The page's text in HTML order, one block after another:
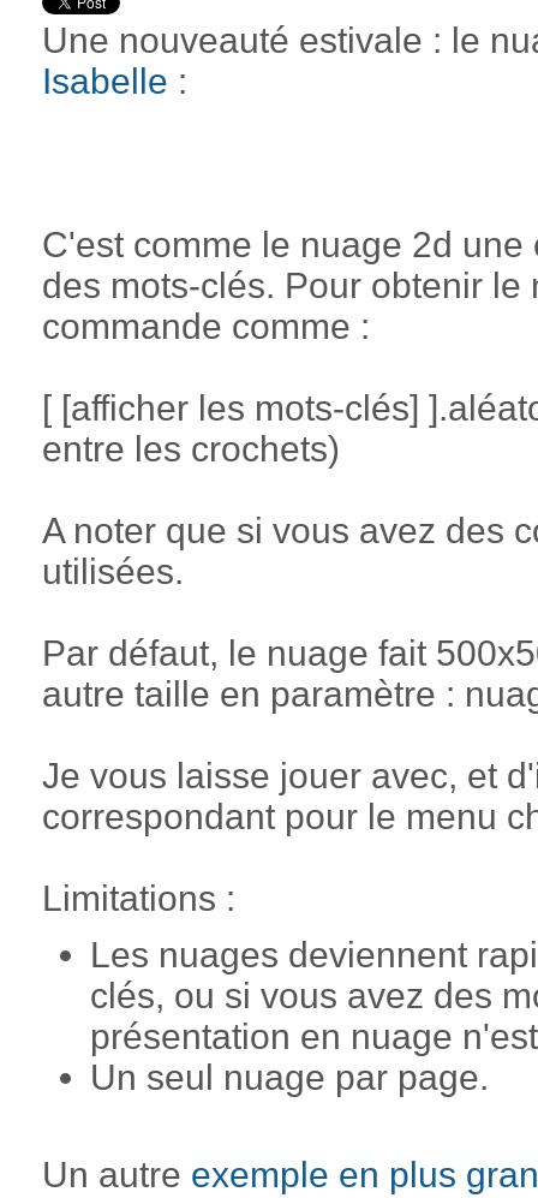
Une nouveauté estivale : le
Isabelle :
C'est comme le nuage 2d
des mots-clés. Pour obtenir
commande comme :
[ [afficher les mots-clés]
entre les crochets)
A noter que si vous avez des
utilisées.
Par défaut, le nuage fait
autre taille en paramètre :
Je vous laisse jouer avec, et
correspondant pour le menu
Limitations :
Les nuages deviennent
clés, ou si vous avez des
présentation en nuage
Un seul nuage par page.
Un autre exemple en plus